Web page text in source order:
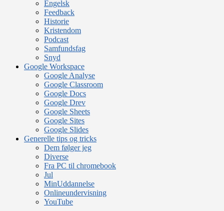
Engelsk
Feedback
Historie
Kristendom
Podcast
Samfundsfag
Snyd
Google Workspace
Google Analyse
Google Classroom
Google Docs
Google Drev
Google Sheets
Google Sites
Google Slides
Generelle tips og tricks
Dem følger jeg
Diverse
Fra PC til chromebook
Jul
MinUddannelse
Onlineundervisning
YouTube